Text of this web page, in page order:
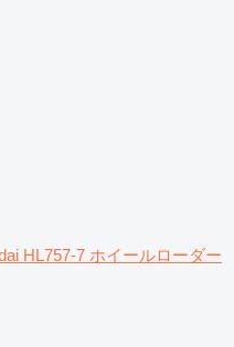
HL757-7 ホイールローダー